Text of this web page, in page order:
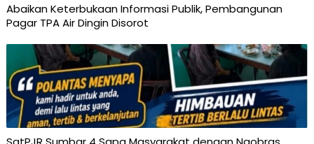
Abaikan Keterbukaan Informasi Publik, Pembangunan
Pagar TPA Air Dingin Disorot